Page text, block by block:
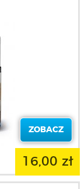
ZOBACZ
16,00 zł